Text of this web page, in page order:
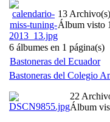
13
Álbum visto
6 álbumes en 1 página(s)
Bastoneras del Ecuador
Bastoneras del Colegio
22
Álbum